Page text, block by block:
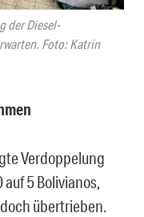
der Diesel-
Foto: Katrin
Verdoppelung
auf 5 Bolivianos,
übertrieben.